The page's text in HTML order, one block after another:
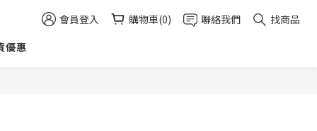
會員登入 購物車(0) 聯絡我們
找商品
優惠